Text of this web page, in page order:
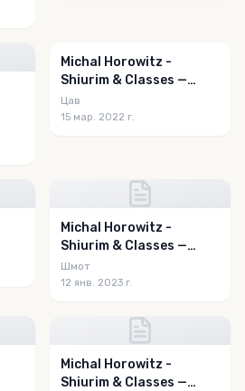
Michal Horowitz -
Shiurim & Classes —
Tzav 5782
Цав
15 мар. 2022 г.
Michal Horowitz -
Shiurim & Classes —
Shemos 5783
Шмот
12 янв. 2023 г.
Michal Horowitz -
Shiurim & Classes —